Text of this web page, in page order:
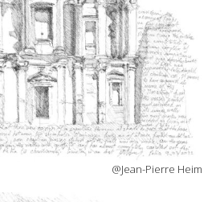
@Jean-Pierre Heim